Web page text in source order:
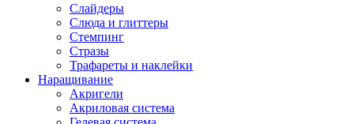
Слайдеры
Слюда и глиттеры
Стемпинг
Стразы
Трафареты и наклейки
Наращивание
Акригели
Акриловая система